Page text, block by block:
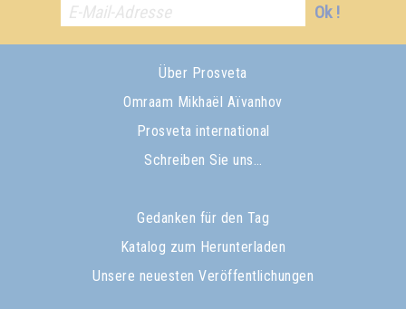
Ok !
Über Prosveta
Omraam Mikhaël Aïvanhov
Prosveta international
Schreiben Sie uns…
Gedanken für den Tag
Katalog zum Herunterladen
Unsere neuesten Veröffentlichungen